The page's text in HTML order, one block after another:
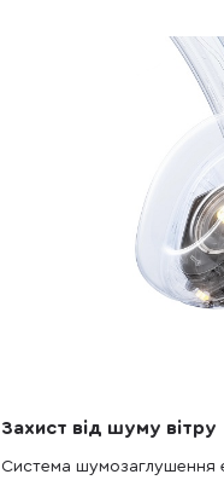
Захист від шуму вітру
Система шумозаглушення